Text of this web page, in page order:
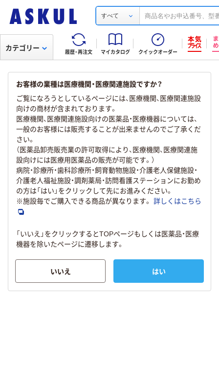
すべて
履歴・再注文 マイカタログ クイックオーダー
カテゴリー
お客様の業種は医療機関・医療関連施設ですか？
ご覧になろうとしているページには、医療機関、医療関連施設
向けの商材が含まれております。
医療機関、医療関連施設向けの医薬品・医療機器については、
一般のお客様には販売することが出来ませんのでご了承くだ
さい。
（医薬品卸売販売業の許可取得により、医療機関、医療関連施
設向けには医療用医薬品の販売が可能です。）
病院・診療所・歯科診療所・飼育動物施設・介護老人保健施設・
介護老人福祉施設・調剤薬局・訪問看護ステーションにお勤め
の方は「はい」をクリックして先にお進みください。
※施設毎でご購入できる商品が異なります。 詳しくはこちら
「いいえ」をクリックするとTOPページもしくは医薬品・医療
機器を除いたページに遷移します。
いいえ はい